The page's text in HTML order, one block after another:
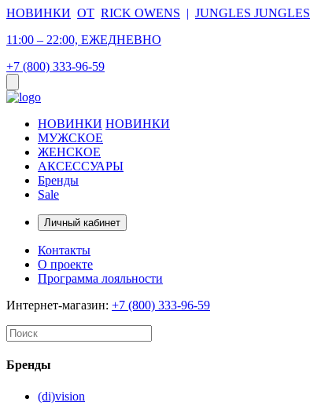
НОВИНКИ ОТ RICK OWENS | JUNGLES JUNGLES
11:00 – 22:00, ЕЖЕДНЕВНО
+7 (800) 333-96-59
НОВИНКИ НОВИНКИ
МУЖСКОЕ
ЖЕНСКОЕ
АКСЕССУАРЫ
Бренды
Sale
Личный кабинет
Контакты
О проекте
Программа лояльности
Интернет-магазин: +7 (800) 333-96-59
Бренды
(di)vision